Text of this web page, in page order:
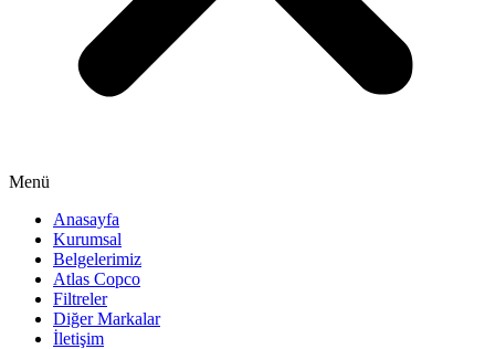
Menü
Anasayfa
Kurumsal
Belgelerimiz
Atlas Copco
Filtreler
Diğer Markalar
İletişim